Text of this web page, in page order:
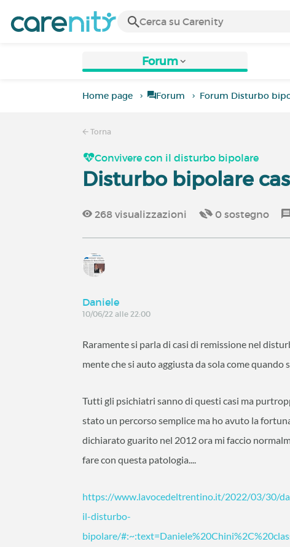
Forum
Home page Forum Forum Disturbo
Torna
Convivere con il disturbo bipolare
Disturbo bipolare
268 visualizzazioni 0 sostegno
Daniele
10/06/22 alle 22:00
Raramente si parla di casi di remissione nel
mente che si auto aggiusta da sola come quando
Tutti gli psichiatri sanno di questi casi ma
stato un percorso semplice ma ho avuto la
dichiarato guarito nel 2012 ora mi faccio
fare con questa patologia....
https://www.lavocedeltrentino.it/2022/03/30/
il-disturbo-
bipolare/